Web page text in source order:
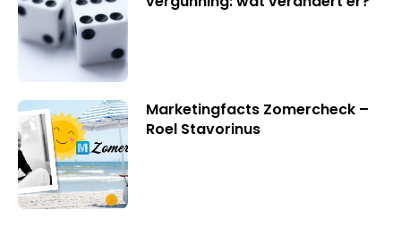
Marketingfacts Zomercheck –
Roel Stavorinus